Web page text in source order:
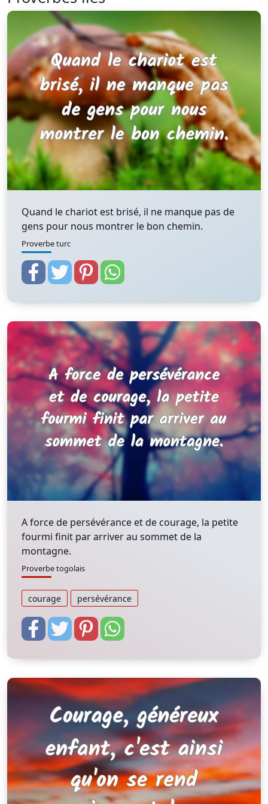
Quand le chariot est brisé, il ne manque pas de
gens pour nous montrer le bon chemin.
Proverbe turc
A force de persévérance et de courage, la petite
fourmi finit par arriver au sommet de la
montagne.
Proverbe togolais
courage persévérance